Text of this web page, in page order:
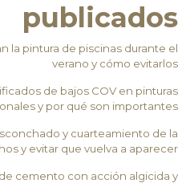
publicados
la pintura de piscinas durante el
verano y cómo evitarlos
de bajos COV en pinturas
y por qué son importantes
y cuarteamiento de la
y evitar que vuelva a aparecer
cemento con acción algicida y